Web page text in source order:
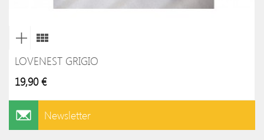
LOVENEST GRIGIO
19,90 €
Newsletter